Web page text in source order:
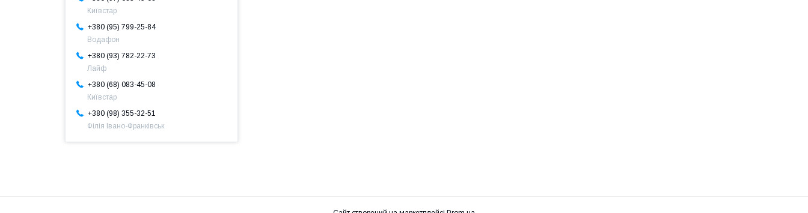
Київстар
+380 (95) 799-25-84
Водафон
+380 (93) 782-22-73
Лайф
+380 (68) 083-45-08
Київстар
+380 (98) 355-32-51
Філія Івано-Франківськ